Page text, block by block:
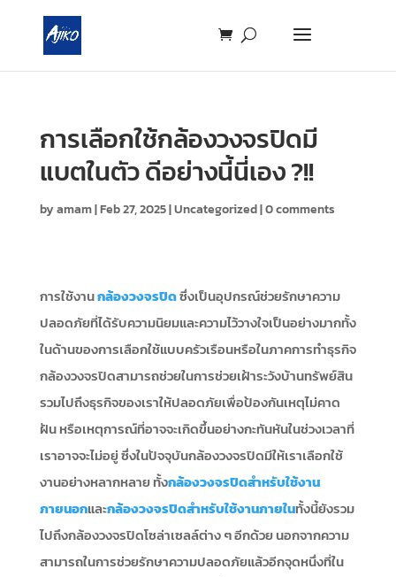
การเลือกใช้กล้องวงจรปิดมี
แบตในตัว ดีอย่างนี้นี่เอง ?!!
byamam|Feb 27, 2025|Uncategorized|0 comments
การใช้งานกล้องวงจรปิดซึ่งเป็นอุปกรณ์ช่วยรักษาความ
ปลอดภัยที่ได้รับความนิยมและความไว้วางใจเป็นอย่างมากทั้ง
ในด้านของการเลือกใช้แบบครัวเรือนหรือในภาคการทำธุรกิจ
กล้องวงจรปิดสามารถช่วยในการช่วยเฝ้าระวังบ้านทรัพย์สิน
รวมไปถึงธุรกิจของเราให้ปลอดภัยเพื่อป้องกันเหตุไม่คาด
ฝัน หรือเหตุการณ์ที่อาจจะเกิดขึ้นอย่างกะทันหันในช่วงเวลาที่
เราอาจจะไม่อยู่ ซึ่งในปัจจุบันกล้องวงจรปิดมีให้เราเลือกใช้
งานอย่างหลากหลาย ทั้งกล้องวงจรปิดสำหรับใช้งาน
ภายนอกและกล้องวงจรปิดสำหรับใช้งานภายในทั้งนี้ยังรวม
ไปถึงกล้องวงจรปิดโซล่าเซลล์ต่าง ๆ อีกด้วย นอกจากความ
สามารถในการช่วยรักษาความปลอดภัยแล้วอีกจุดหนึ่งที่ใน